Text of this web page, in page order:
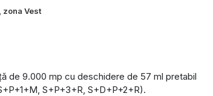
zona Vest
de 9.000 mp cu deschidere de 57 ml pretabil
S+P+3+R, S+D+P+2+R).